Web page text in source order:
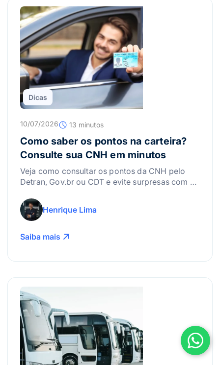
Dicas
10/07/2026 13 minutos
Como saber os pontos na carteira?
Consulte sua CNH em minutos
Veja como consultar os pontos da CNH pelo
Detran, Gov.br ou CDT e evite surpresas com a
Henrique Lima
Saiba mais